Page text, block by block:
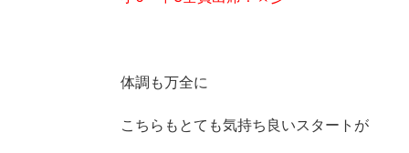
体調も万全に
こちらもとても気持ち良いスタートが